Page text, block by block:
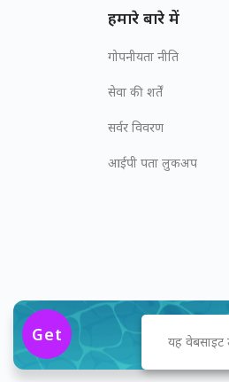
83% OFF
Get
हमारे बारे में
गोपनीयता नीति
सेवा की शर्तें
सर्वर विवरण
आईपी पता लुकअप
यह